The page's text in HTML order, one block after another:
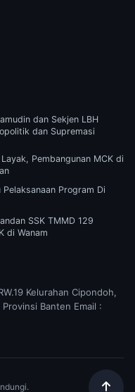
dan Sekjen LBH
dan Supremasi
Pembangunan MCK di
Program Di
SSK TMMD 129
di Wanam
Kelurahan Cipondoh,
Banten Email :